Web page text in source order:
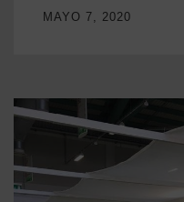
MAYO 7, 2020